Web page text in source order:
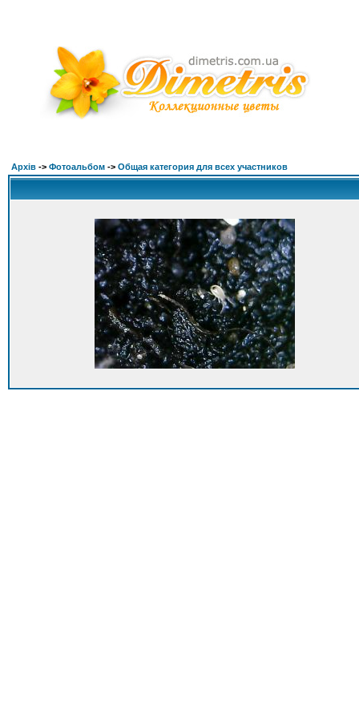
Архів -> Фотоальбом -> Общая категория для всех участников